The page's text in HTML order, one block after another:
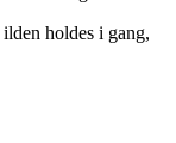
holdes i gang,